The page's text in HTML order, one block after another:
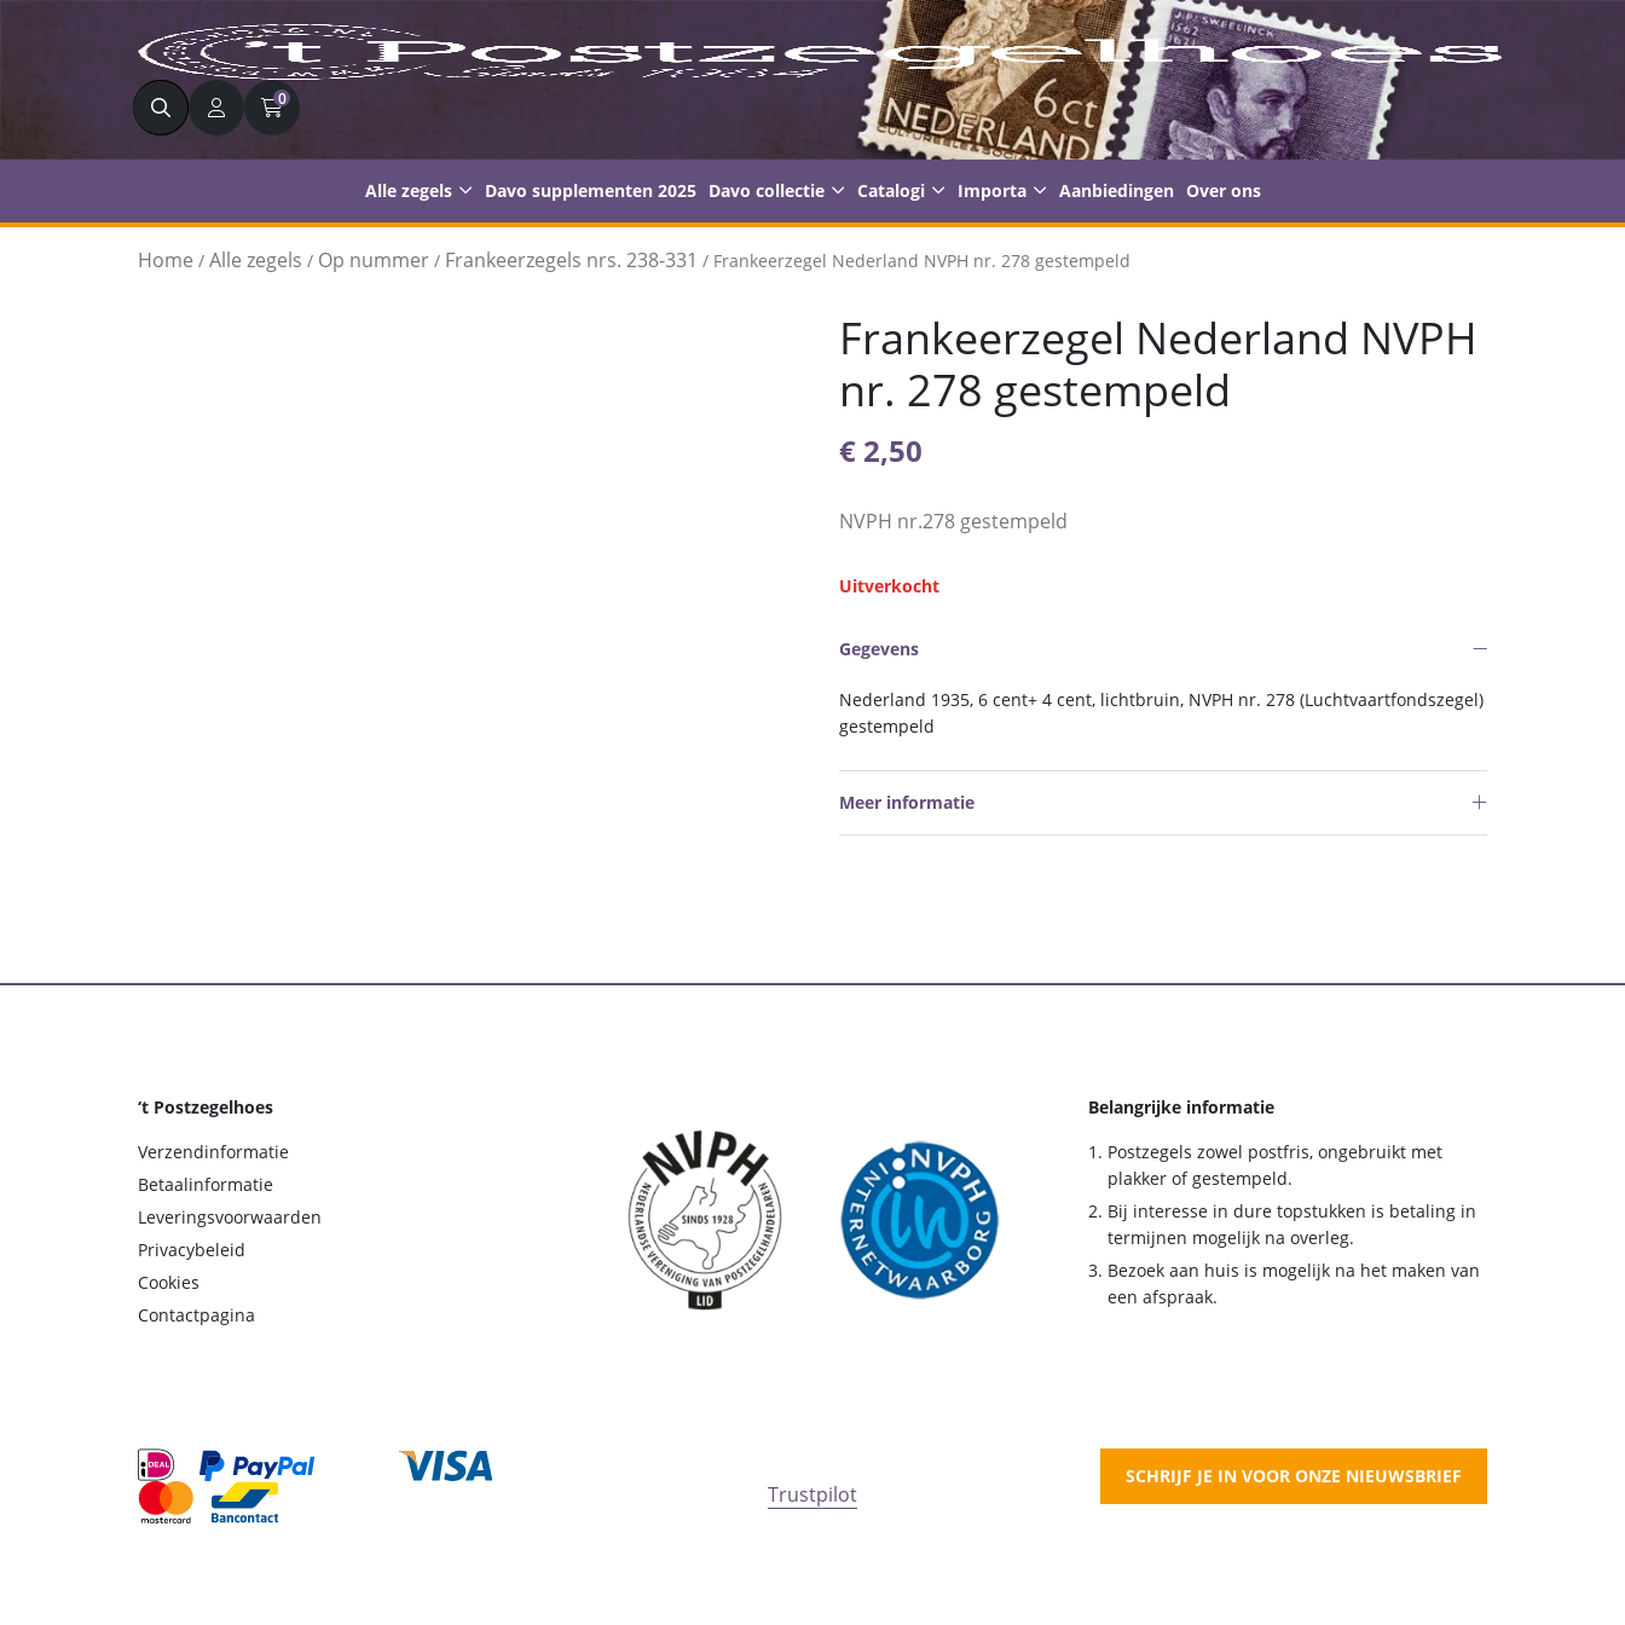
Zoeken 0
Alle zegels Davo supplementen 2025 Davo collectie Catalogi Importa Aanbiedingen Over ons
Home / Alle zegels / Op nummer / Frankeerzegels nrs. 238-331 / Frankeerzegel Nederland NVPH nr. 278 gestempeld
Frankeerzegel Nederland NVPH
nr. 278 gestempeld
€ 2,50
NVPH nr.278 gestempeld
Uitverkocht
Gegevens
Nederland 1935, 6 cent+ 4 cent, lichtbruin, NVPH nr. 278 (Luchtvaartfondszegel)
gestempeld
Meer informatie
‘t Postzegelhoes
Verzendinformatie
Betaalinformatie
Leveringsvoorwaarden
Privacybeleid
Cookies
Contactpagina
Belangrijke informatie
Postzegels zowel postfris, ongebruikt met
plakker of gestempeld.
Bij interesse in dure topstukken is betaling in
termijnen mogelijk na overleg.
Bezoek aan huis is mogelijk na het maken van
een afspraak.
Trustpilot
SCHRIJF JE IN VOOR ONZE NIEUWSBRIEF